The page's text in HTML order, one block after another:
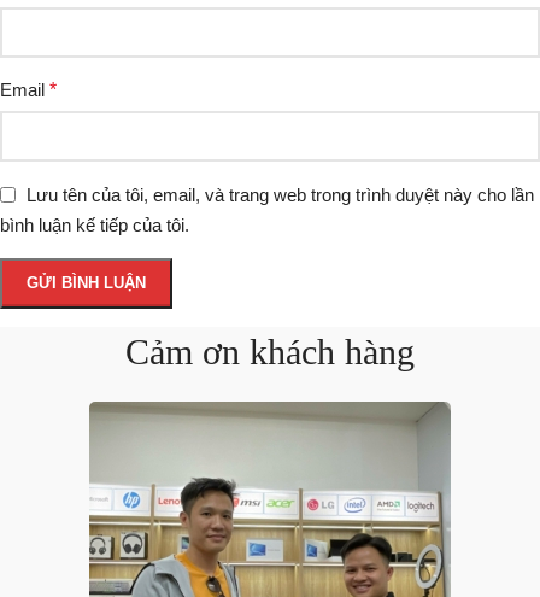
Email *
Lưu tên của tôi, email, và trang web trong trình duyệt này cho lần
bình luận kế tiếp của tôi.
Cảm ơn khách hàng